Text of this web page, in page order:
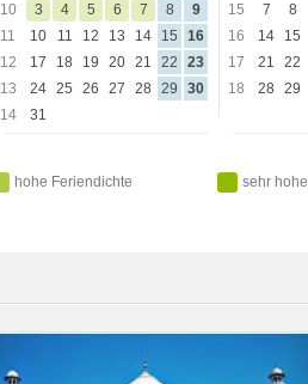
10
3 4 5 6 7 8
9
11
10 11 12 13 14 15
16
12
17 18 19 20 21 22
23
13
24 25 26 27 28 29
30
14
31
15
7 8
16
14 15
17
21 22
18
28 29
hohe Feriendichte sehr